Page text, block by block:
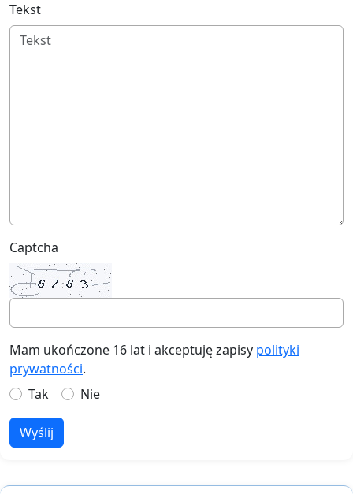
Tekst
Captcha
Mam ukończone 16 lat i akceptuję zapisy polityki
prywatności.
Tak
Nie
Wyślij